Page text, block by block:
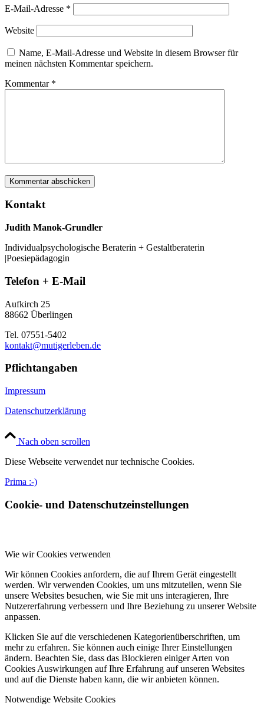
E-Mail-Adresse *
Website
Name, E-Mail-Adresse und Website in diesem Browser für
meinen nächsten Kommentar speichern.
Kommentar *
Kontakt
Judith Manok-Grundler
Individualpsychologische Beraterin + Gestaltberaterin
|Poesiepädagogin
Telefon + E-Mail
Aufkirch 25
88662 Überlingen
Tel. 07551-5402
kontakt@mutigerleben.de
Pflichtangaben
Impressum
Datenschutzerklärung
Nach oben scrollen
Diese Webseite verwendet nur technische Cookies.
Prima :-)
Cookie- und Datenschutzeinstellungen
Wie wir Cookies verwenden
Wir können Cookies anfordern, die auf Ihrem Gerät eingestellt
werden. Wir verwenden Cookies, um uns mitzuteilen, wenn Sie
unsere Websites besuchen, wie Sie mit uns interagieren, Ihre
Nutzererfahrung verbessern und Ihre Beziehung zu unserer Website
anpassen.
Klicken Sie auf die verschiedenen Kategorienüberschriften, um
mehr zu erfahren. Sie können auch einige Ihrer Einstellungen
ändern. Beachten Sie, dass das Blockieren einiger Arten von
Cookies Auswirkungen auf Ihre Erfahrung auf unseren Websites
und auf die Dienste haben kann, die wir anbieten können.
Notwendige Website Cookies